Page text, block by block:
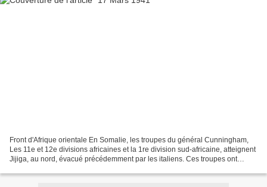
Front d'Afrique orientale En Somalie, les troupes du général Cunningham,
Les 11e et 12e divisions africaines et la 1re division sud-africaine, atteignent
Jijiga, au nord, évacué précédemment par les italiens. Ces troupes ont